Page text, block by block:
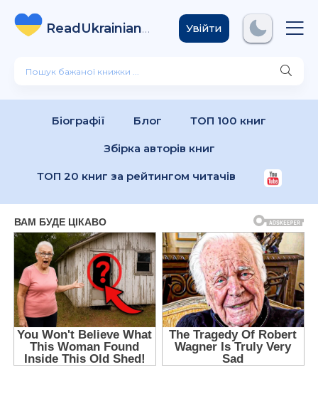
ReadUkrainian
Books .com
Увійти
Біографії Блог ТОП 100 книг
Збірка авторів книг
ТОП 20 книг за рейтингом читачів